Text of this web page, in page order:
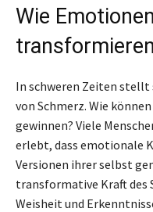
Wie
transformieren
In schweren Zeiten stellt
von Schmerz. Wie
gewinnen? Viele
erlebt, dass emotionale
Versionen ihrer selbst
transformative Kraft des
Weisheit und